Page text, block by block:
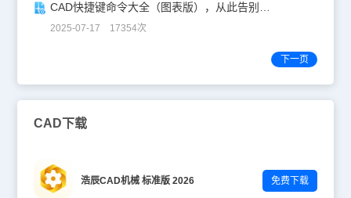
CAD快捷键命令大全（图表版），从此告别低效绘图！
2025-07-17 17354次
下一页
CAD下载
浩辰CAD机械 标准版 2026 免费下载